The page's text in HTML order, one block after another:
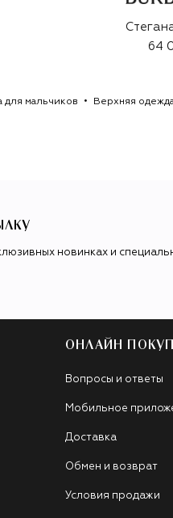
64
для мальчиков Верхняя
новинках и
ОНЛАЙН
Вопросы и ответы
Мобильное
Доставка
Обмен и возврат
Условия продажи